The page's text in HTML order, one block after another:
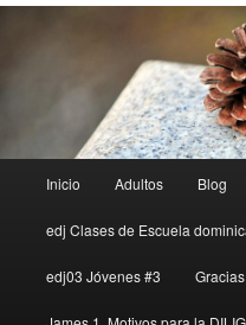
principal
Inicio Adultos Blog
edj Clases de Escuela
edj03 Jóvenes #3 Gracias